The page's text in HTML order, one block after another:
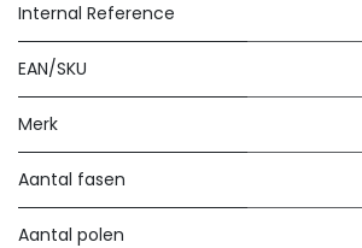
Internal Reference
EAN/SKU
Merk
Aantal fasen
Aantal polen